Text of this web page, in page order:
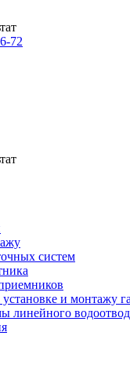
72
систем
и монтажу
линейного